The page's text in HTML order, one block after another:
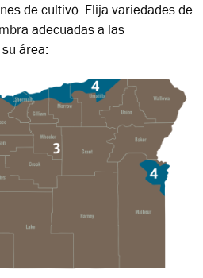
de cultivo. Elija variedades de
adecuadas a las
área: